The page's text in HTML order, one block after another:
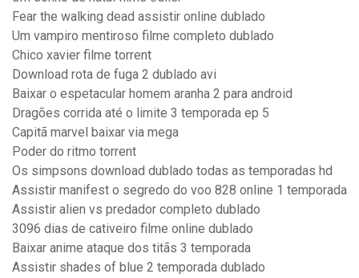
Fear the walking dead assistir online dublado
Um vampiro mentiroso filme completo dublado
Chico xavier filme torrent
Download rota de fuga 2 dublado avi
Baixar o espetacular homem aranha 2 para android
Dragões corrida até o limite 3 temporada ep 5
Capitã marvel baixar via mega
Poder do ritmo torrent
Os simpsons download dublado todas as temporadas hd
Assistir manifest o segredo do voo 828 online 1 temporada
Assistir alien vs predador completo dublado
3096 dias de cativeiro filme online dublado
Baixar anime ataque dos titãs 3 temporada
Assistir shades of blue 2 temporada dublado